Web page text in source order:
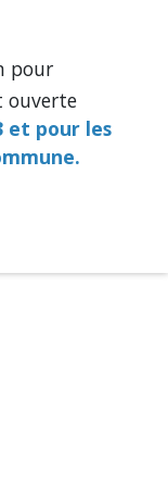
pour
ouverte
et pour les